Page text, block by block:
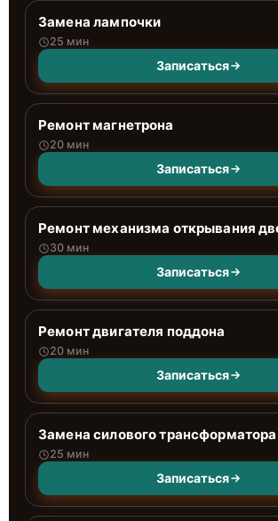
Замена лампочки
25 мин
Записаться
Ремонт магнетрона
20 мин
Записаться
Ремонт механизма открывания
30 мин
Записаться
Ремонт двигателя поддона
20 мин
Записаться
Замена силового трансформатора
25 мин
Записаться